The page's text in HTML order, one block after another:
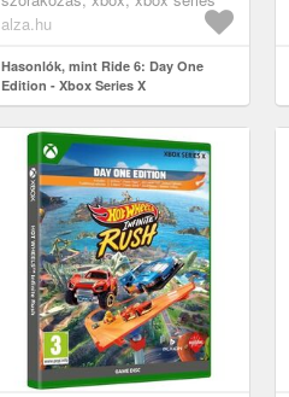
mo...
alza.hu
Hasonlók, mint Ride 6: Day One
Edition - Xbox Series X